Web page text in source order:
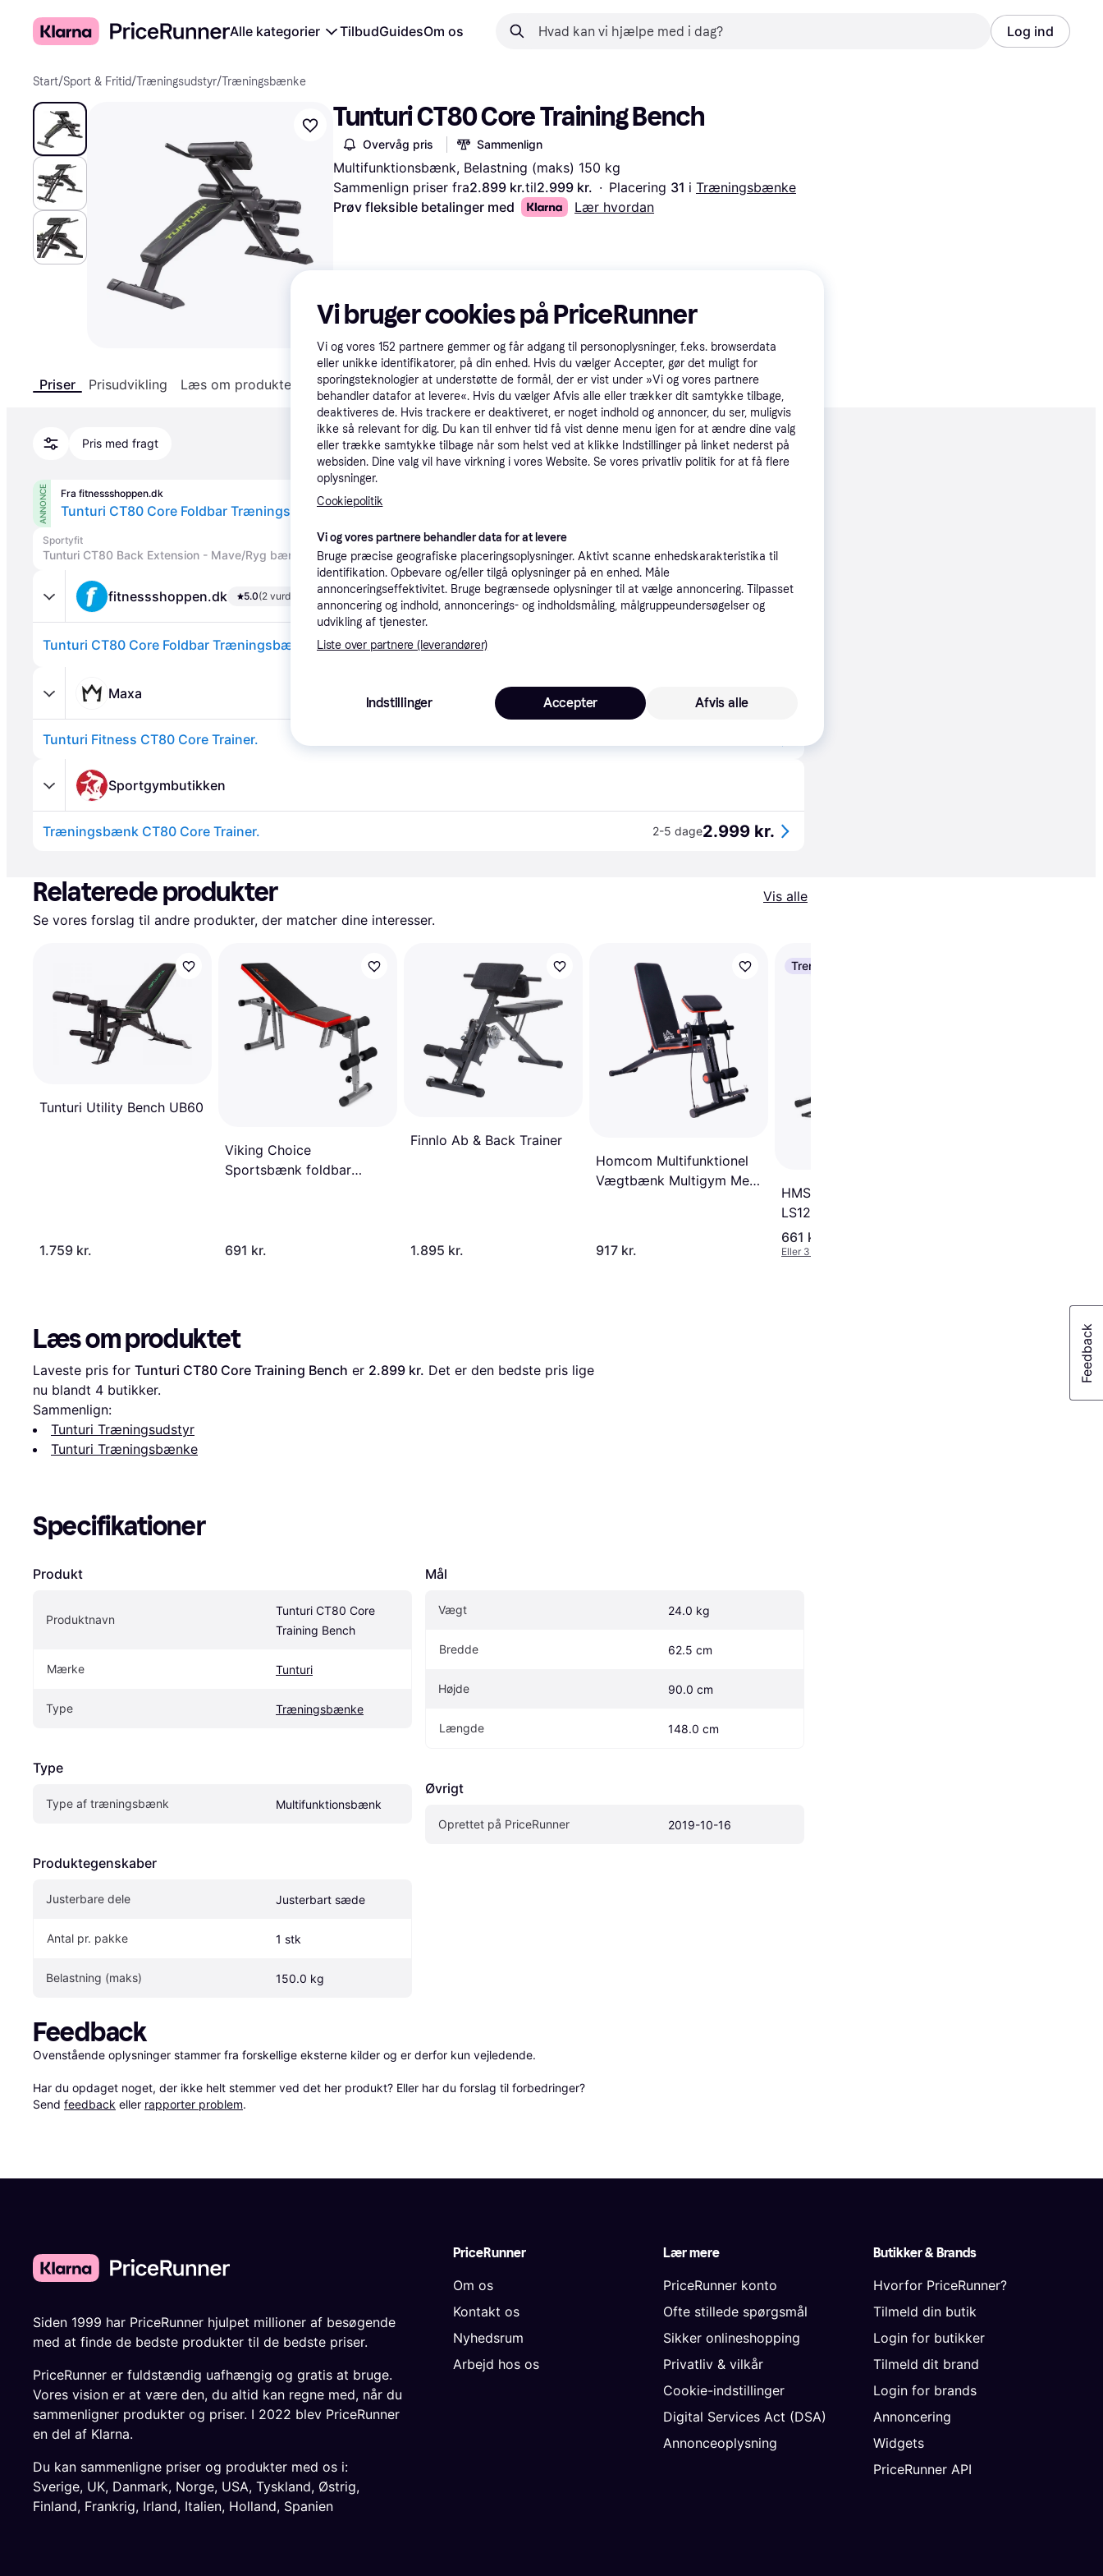
Alle kategorier TilbudGuidesOm os Log ind
Start/Sport & Fritid/Træningsudstyr/Træningsbænke
Tunturi CT80 Core Training Bench
Overvåg pris Sammenlign
Multifunktionsbænk, Belastning (maks) 150 kg
Sammenlign priser fra2.899 kr.til2.999 kr. · Placering 31 i Træningsbænke
Prøv fleksible betalinger med
Lær hvordan
Priser Prisudvikling Læs om produktet Specifikationer
Pris med fragt Promoveret
ANNONCE Fra fitnessshoppen.dk
Tunturi CT80 Core Foldbar Træningsbænk.
Sportyfit
Tunturi CT80 Back Extension - Mave/Ryg bænk. 35 kr. fragt 1-2 dage 2.899 kr.
fitnessshoppen.dk 5.0(2 vurderinger) Købsgaranti
Tunturi CT80 Core Foldbar Træningsbænk.
Maxa
Tunturi Fitness CT80 Core Trainer.
Sportgymbutikken
Træningsbænk CT80 Core Trainer. 2-5 dage2.999 kr.
Relaterede produkter
Vis alle
Se vores forslag til andre produkter, der matcher dine interesser.
Tunturi Utility Bench UB60
1.759 kr.
Viking Choice
Sportsbænk foldbar
691 kr.
Finnlo Ab & Back Trainer
1.895 kr.
Homcom Multifunktionel
Vægtbænk Multigym Med
917 kr.
Trender
HMS Exercise Bench
LS1203
661 kr.
Eller 3 betalinger af 220 kr.
Læs om produktet
Laveste pris for Tunturi CT80 Core Training Bench er 2.899 kr. Det er den bedste pris lige
nu blandt 4 butikker.
Sammenlign:
Tunturi Træningsudstyr
Tunturi Træningsbænke
Specifikationer
Produkt
Produktnavn
Tunturi CT80 Core
Training Bench
Mærke Tunturi
Type Træningsbænke
Type
Type af træningsbænk Multifunktionsbænk
Produktegenskaber
Justerbare dele Justerbart sæde
Antal pr. pakke 1 stk
Belastning (maks) 150.0 kg
Mål
Vægt 24.0 kg
Bredde 62.5 cm
Højde 90.0 cm
Længde 148.0 cm
Øvrigt
Oprettet på PriceRunner 2019-10-16
Feedback
Ovenstående oplysninger stammer fra forskellige eksterne kilder og er derfor kun vejledende.
Har du opdaget noget, der ikke helt stemmer ved det her produkt? Eller har du forslag til forbedringer?
Send feedback eller rapporter problem.
PriceRunner
Om os
Kontakt os
Nyhedsrum
Arbejd hos os
Lær mere
PriceRunner konto
Ofte stillede spørgsmål
Sikker onlineshopping
Privatliv & vilkår
Cookie-indstillinger
Digital Services Act (DSA)
Annonceoplysning
Butikker & Brands
Hvorfor PriceRunner?
Tilmeld din butik
Login for butikker
Tilmeld dit brand
Login for brands
Annoncering
Widgets
PriceRunner API
Siden 1999 har PriceRunner hjulpet millioner af besøgende
med at finde de bedste produkter til de bedste priser.
PriceRunner er fuldstændig uafhængig og gratis at bruge.
Vores vision er at være den, du altid kan regne med, når du
sammenligner produkter og priser. I 2022 blev PriceRunner
en del af Klarna.
Du kan sammenligne priser og produkter med os i:
Sverige, UK, Danmark, Norge, USA, Tyskland, Østrig,
Finland, Frankrig, Irland, Italien, Holland, Spanien
Vi bruger cookies på PriceRunner
Vi og vores 152 partnere gemmer og får adgang til personoplysninger, f.eks. browserdata
eller unikke identifikatorer, på din enhed. Hvis du vælger Accepter, gør det muligt for
sporingsteknologier at understøtte de formål, der er vist under »Vi og vores partnere
behandler datafor at levere«. Hvis du vælger Afvis alle eller trækker dit samtykke tilbage,
deaktiveres de. Hvis trackere er deaktiveret, er noget indhold og annoncer, du ser, muligvis
ikke så relevant for dig. Du kan til enhver tid få vist denne menu igen for at ændre dine valg
eller trække samtykke tilbage når som helst ved at klikke Indstillinger på linket nederst på
websiden. Dine valg vil have virkning i vores Website. Se vores privatliv politik for at få flere
oplysninger.
Cookiepolitik
Vi og vores partnere behandler data for at levere
Bruge præcise geografiske placeringsoplysninger. Aktivt scanne enhedskarakteristika til
identifikation. Opbevare og/eller tilgå oplysninger på en enhed. Måle
annonceringseffektivitet. Bruge begrænsede oplysninger til at vælge annoncering. Tilpasset
annoncering og indhold, annoncerings- og indholdsmåling, målgruppeundersøgelser og
udvikling af tjenester.
Liste over partnere (leverandører)
Indstillinger Afvis alle
Accepter